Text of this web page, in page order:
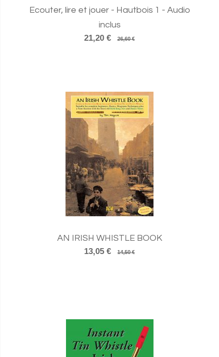
Ecouter, lire et jouer - Hautbois 1 - Audio
inclus
21,20 €
26,60 €
AN IRISH WHISTLE BOOK
13,05 €
14,50 €